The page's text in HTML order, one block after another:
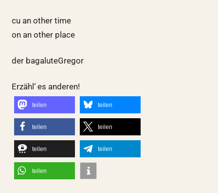
cu an other time
on an other place
der bagaluteGregor
Erzähl‘ es anderen!
teilen teilen
teilen teilen
teilen teilen
teilen